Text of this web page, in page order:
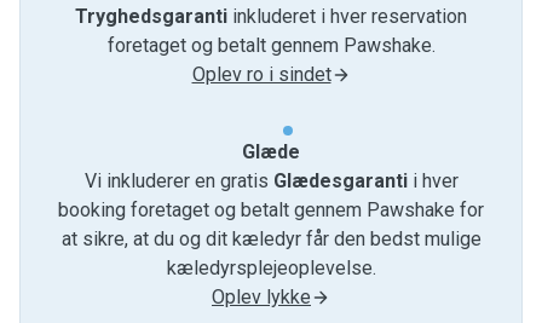
Tryghedsgaranti inkluderet i hver reservation
foretaget og betalt gennem Pawshake.
Oplev ro i sindet
Glæde
Vi inkluderer en gratis Glædesgarantii hver
booking foretaget og betalt gennem Pawshake for
at sikre, at du og dit kæledyr får den bedst mulige
kæledyrsplejeoplevelse.
Oplev lykke